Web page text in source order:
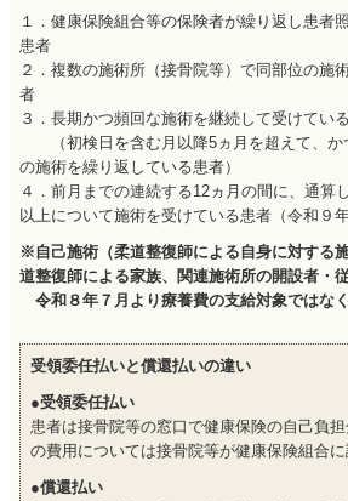
１．健康保険組合等の保険者が繰り返し患者
患者
２．複数の施術所（接骨院等）で同部位の施
者
３．長期かつ頻回な施術を継続して受けてい
（初検日を含む月以降5ヵ月を超えて、か
の施術を繰り返している患者）
４．前月までの連続する12ヵ月の間に、通算
以上について施術を受けている患者（令和９年
※自己施術（柔道整復師による自身に対する
道整復師による家族、関連施術所の開設者・
令和８年７月より療養費の支給対象ではなく
受領委任払いと償還払いの違い
●受領委任払い
患者は接骨院等の窓口で健康保険の自己負
の費用については接骨院等が健康保険組合に
●償還払い